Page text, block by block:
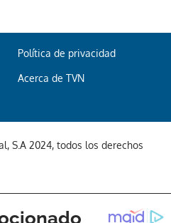
Política de privacidad
Acerca de TVN
S.A 2024, todos los derechos